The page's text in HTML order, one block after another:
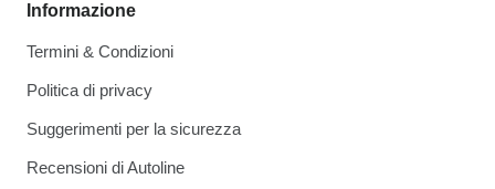
Informazione
Termini & Condizioni
Politica di privacy
Suggerimenti per la sicurezza
Recensioni di Autoline